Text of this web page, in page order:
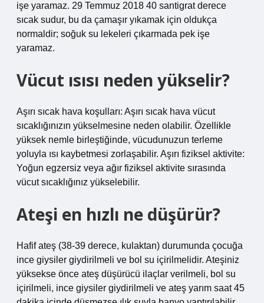
işe yaramaz. 29 Temmuz 2018 40 santigrat derece
sıcak sudur, bu da çamaşır yıkamak için oldukça
normaldir; soğuk su lekeleri çıkarmada pek işe
yaramaz.
Vücut ısısı neden yükselir?
Aşırı sıcak hava koşulları: Aşırı sıcak hava vücut
sıcaklığınızın yükselmesine neden olabilir. Özellikle
yüksek nemle birleştiğinde, vücudunuzun terleme
yoluyla ısı kaybetmesi zorlaşabilir. Aşırı fiziksel aktivite:
Yoğun egzersiz veya ağır fiziksel aktivite sırasında
vücut sıcaklığınız yükselebilir.
Ateşi en hızlı ne düşürür?
Hafif ateş (38-39 derece, kulaktan) durumunda çocuğa
ince giysiler giydirilmeli ve bol su içirilmelidir. Ateşiniz
yüksekse önce ateş düşürücü ilaçlar verilmeli, bol su
içirilmeli, ince giysiler giydirilmeli ve ateş yarım saat 45